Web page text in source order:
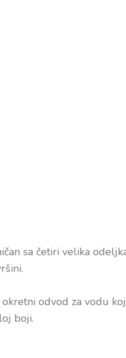
sa četiri velika
odvod za vodu
boji.